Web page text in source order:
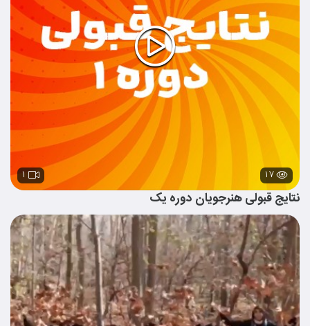
۱۷ ۱
نتایج قبولی هنرجویان دوره یک